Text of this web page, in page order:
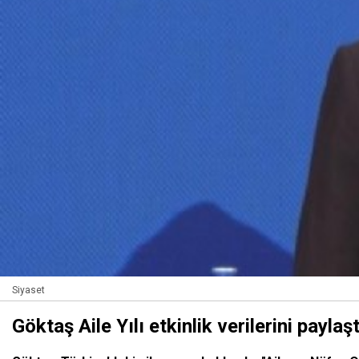
Siyaset
Göktaş Aile Yılı etkinlik verilerini